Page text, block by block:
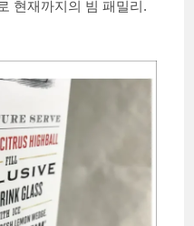
현재까지의 빔 패밀리.